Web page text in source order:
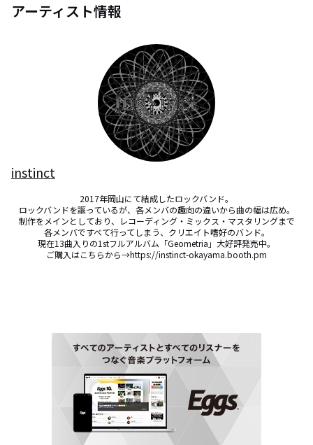
アーティスト情報
instinct
2017年岡山にて結成したロックバンド。
ロックバンドを謳っているが、各メンバの趣向の違いから曲の幅は広め。
制作をメインとしており、レコーディング・ミックス・マスタリングまで
各メンバですべて行ってしまう、クリエイト嗜好のバンド。
現在13曲入りの1stフルアルバム「Geometria」大好評発売中。
ご購入はこちらから→https://instinct-okayama.booth.pm